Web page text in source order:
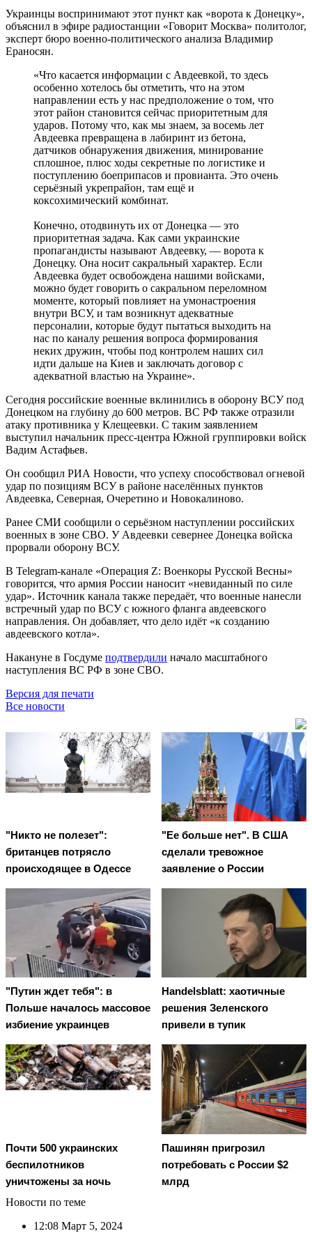
Украинцы воспринимают этот пункт как «ворота к Донецку»,
объяснил в эфире радиостанции «Говорит Москва» политолог,
эксперт бюро военно-политического анализа Владимир
Ераносян.
«Что касается информации с Авдеевкой, то здесь
особенно хотелось бы отметить, что на этом
направлении есть у нас предположение о том, что
этот район становится сейчас приоритетным для
ударов. Потому что, как мы знаем, за восемь лет
Авдеевка превращена в лабиринт из бетона,
датчиков обнаружения движения, минирование
сплошное, плюс ходы секретные по логистике и
поступлению боеприпасов и провианта. Это очень
серьёзный укрепрайон, там ещё и
коксохимический комбинат.
Конечно, отодвинуть их от Донецка — это
приоритетная задача. Как сами украинские
пропагандисты называют Авдеевку, — ворота к
Донецку. Она носит сакральный характер. Если
Авдеевка будет освобождена нашими войсками,
можно будет говорить о сакральном переломном
моменте, который повлияет на умонастроения
внутри ВСУ, и там возникнут адекватные
персоналии, которые будут пытаться выходить на
нас по каналу решения вопроса формирования
неких дружин, чтобы под контролем наших сил
идти дальше на Киев и заключать договор с
адекватной властью на Украине».
Сегодня российские военные вклинились в оборону ВСУ под
Донецком на глубину до 600 метров. ВС РФ также отразили
атаку противника у Клещеевки. С таким заявлением
выступил начальник пресс-центра Южной группировки войск
Вадим Астафьев.
Он сообщил РИА Новости, что успеху способствовал огневой
удар по позициям ВСУ в районе населённых пунктов
Авдеевка, Северная, Очеретино и Новокалиново.
Ранее СМИ сообщили о серьёзном наступлении российских
военных в зоне СВО. У Авдеевки севернее Донецка войска
прорвали оборону ВСУ.
В Telegram-канале «Операция Z: Военкоры Русской Весны»
говорится, что армия России наносит «невиданный по силе
удар». Источник канала также передаёт, что военные нанесли
встречный удар по ВСУ с южного фланга авдеевского
направления. Он добавляет, что дело идёт «к созданию
авдеевского котла».
Накануне в Госдуме подтвердили начало масштабного
наступления ВС РФ в зоне СВО.
Версия для печати
Все новости
"Никто не полезет":
британцев потрясло
происходящее в Одессе
"Ее больше нет". В США
сделали тревожное
заявление о России
"Путин ждет тебя": в
Польше началось массовое
избиение украинцев
Handelsblatt: хаотичные
решения Зеленского
привели в тупик
Почти 500 украинских
беспилотников
уничтожены за ночь
Пашинян пригрозил
потребовать c России $2
млрд
Новости по теме
12:08 Март 5, 2024